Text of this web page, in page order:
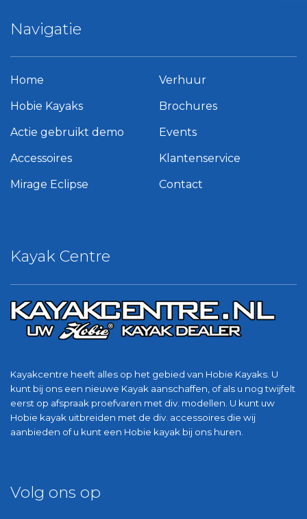
Kayak Centre
Kayakcentre heeft alles op het gebied van Hobie Kayaks. U
kunt bij ons een nieuwe Kayak aanschaffen, of als u nog twijfelt
eerst op afspraak proefvaren met div. modellen. U kunt uw
Hobie kayak uitbreiden met de div. accessoires die wij
aanbieden of u kunt een Hobie kayak bij ons huren.
Navigatie
Home
Hobie Kayaks
Actie gebruikt demo
Accessoires
Mirage Eclipse
Verhuur
Brochures
Events
Klantenservice
Contact
Volg ons op